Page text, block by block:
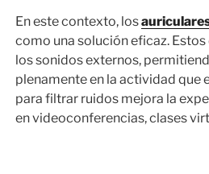
En este contexto, los
como una solución eficaz.
los sonidos externos,
plenamente en la actividad que
para filtrar ruidos mejora la
en videoconferencias, clases